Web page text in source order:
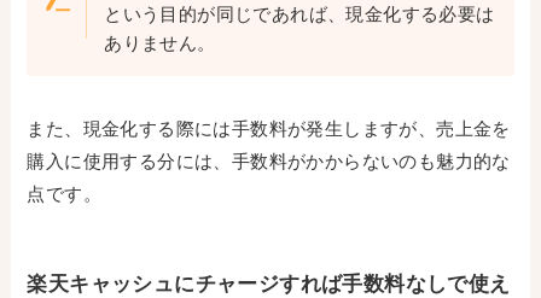
という目的が同じであれば、現金化する必要は
ありません。
また、現金化する際には手数料が発生しますが、売上金を
購入に使用する分には、手数料がかからないのも魅力的な
点です。
楽天キャッシュにチャージすれば手数料なしで使え